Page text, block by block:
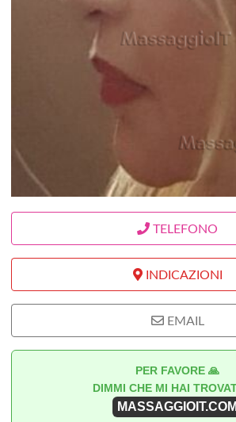
TELEFONO
INDICAZIONI
EMAIL
PER FAVORE 🙏
DIMMI CHE MI HAI
MASSAGGIOIT.COM